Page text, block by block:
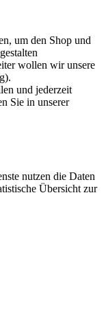
um den Shop und
wollen wir unsere
und jederzeit
Sie in unserer
nutzen die Daten
Übersicht zur